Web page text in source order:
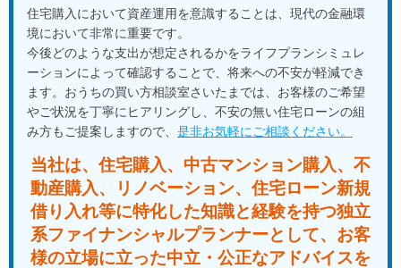
住宅購入において資産運用を意識することは、現代の金融環
境において非常に重要です。
今後どのような支出が想定されるかをライフプランシミュレ
ーションによって確認することで、将来への不安が軽減でき
ます。おうちの買い方相談室さいたまでは、お客様のご希望
やご状況を丁寧にヒアリングし、不安の無い住宅ローンの組
み方もご提案しますので、 是非お気軽にご相談ください。
当社は、住宅購入、中古マンション購入、不
動産購入、
リノベーション、住宅ローン新規
借り入れ等に特化した知識と経験を持つ独立
系ファイナンシャルプランナーとして、 お客
様の立場に立った中立・公正なアドバイスを